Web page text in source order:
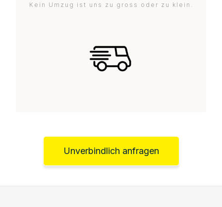
Kein Umzug ist uns zu gross oder zu klein.
Unverbindlich anfragen